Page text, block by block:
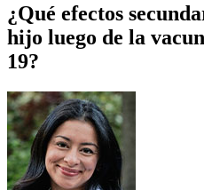
¿Qué efectos
hijo luego de la
19?